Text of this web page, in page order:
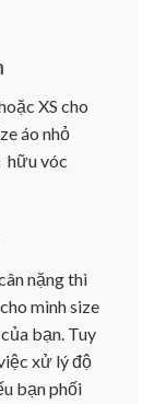
XS cho
áo nhỏ
hữu vóc
nặng thì
mình size
bạn. Tuy
xử lý độ
bạn phối